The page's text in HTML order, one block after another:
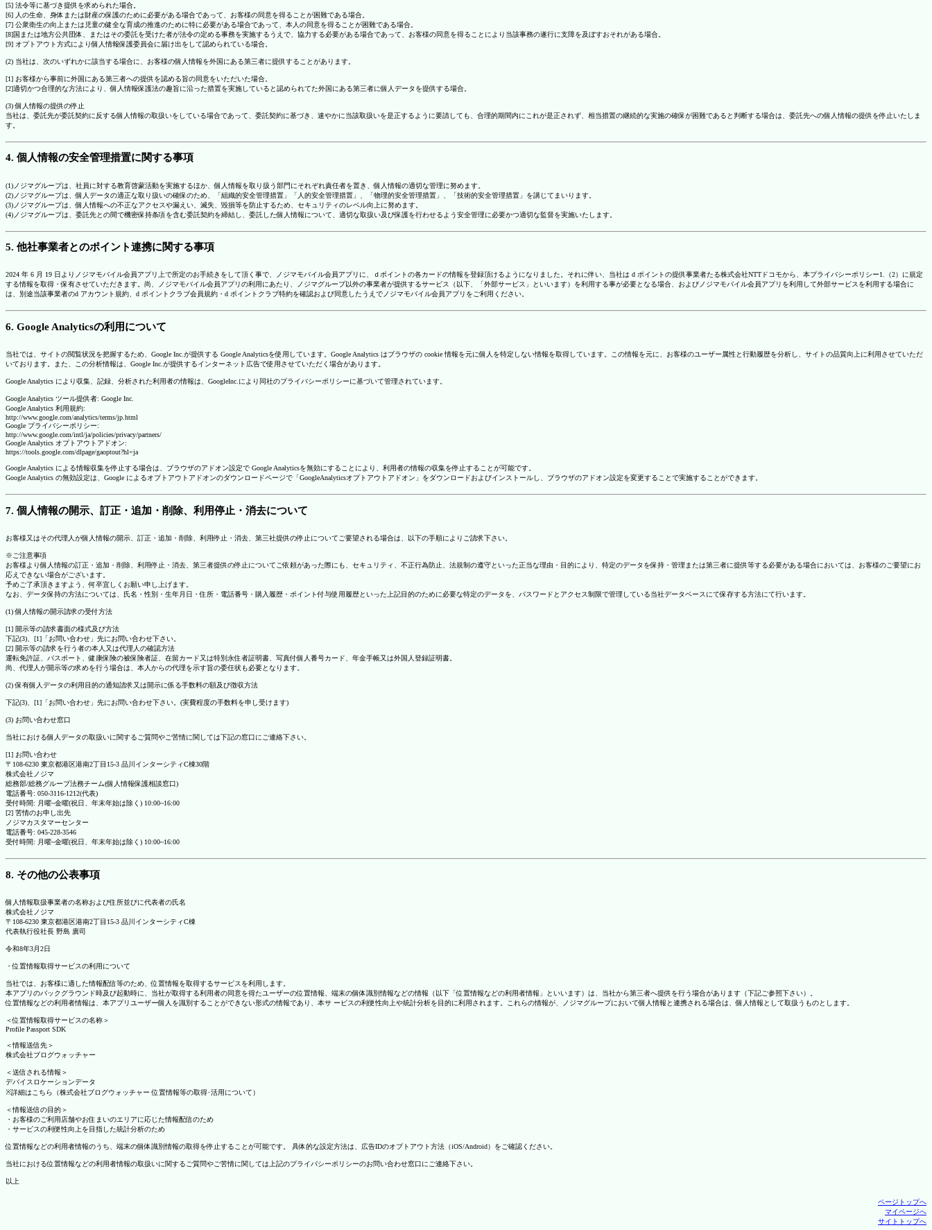
[5] 法令等に基づき提供を求められた場合。
[6] 人の生命、身体または財産の保護のために必要がある場合であって、お客様の同意を得ることが困難である場合。
[7] 公衆衛生の向上または児童の健全な育成の推進のために特に必要がある場合であって、本人の同意を得ることが困難である場合。
[8]国または地方公共団体、またはその委託を受けた者が法令の定める事務を実施するうえで、協力する必要がある場合であって、お客様の同意を得ることにより当該事務の遂行に支障を及ぼすおそれがある場合。
[9] オプトアウト方式により個人情報保護委員会に届け出をして認められている場合。
(2) 当社は、次のいずれかに該当する場合に、お客様の個人情報を外国にある第三者に提供することがあります。
[1] お客様から事前に外国にある第三者への提供を認める旨の同意をいただいた場合。
[2]適切かつ合理的な方法により、個人情報保護法の趣旨に沿った措置を実施していると認められてた外国にある第三者に個人データを提供する場合。
(3) 個人情報の提供の停止
当社は、委託先が委託契約に反する個人情報の取扱いをしている場合であって、委託契約に基づき、速やかに当該取扱いを是正するように要請しても、合理的期間内にこれが是正されず、相当措置の継続的な実施の確保が困難であると判断する場合は、委託先への個人情報の提供を停止いたしま
す。
4. 個人情報の安全管理措置に関する事項
(1)ノジマグループは、社員に対する教育啓蒙活動を実施するほか、個人情報を取り扱う部門にそれぞれ責任者を置き、個人情報の適切な管理に努めます。
(2)ノジマグループは、個人データの適正な取り扱いの確保のため、「組織的安全管理措置」「人的安全管理措置」、「物理的安全管理措置」、「技術的安全管理措置」を講じてまいります。
(3)ノジマグループは、個人情報への不正なアクセスや漏えい、滅失、毀損等を防止するため、セキュリティのレベル向上に努めます。
(4)ノジマグループは、委託先との間で機密保持条項を含む委託契約を締結し、委託した個人情報について、適切な取扱い及び保護を行わせるよう安全管理に必要かつ適切な監督を実施いたします。
5. 他社事業者とのポイント連携に関する事項
2024 年 6 月 19 日よりノジマモバイル会員アプリ上で所定のお手続きをして頂く事で、ノジマモバイル会員アプリに、ｄポイントの各カードの情報を登録頂けるようになりました。それに伴い、当社は d ポイントの提供事業者たる株式会社NTTドコモから、本プライバシーポリシー1.（2）に規定
する情報を取得・保有させていただきます。尚、ノジマモバイル会員アプリの利用にあたり、ノジマグループ以外の事業者が提供するサービス（以下、「外部サービス」といいます）を利用する事が必要となる場合、およびノジマモバイル会員アプリを利用して外部サービスを利用する場合に
は、別途当該事業者のd アカウント規約、d ポイントクラブ会員規約・d ポイントクラブ特約を確認および同意したうえでノジマモバイル会員アプリをご利用ください。
6. Google Analyticsの利用について
当社では、サイトの閲覧状況を把握するため、Google Inc.が提供する Google Analyticsを使用しています。Google Analytics はブラウザの cookie 情報を元に個人を特定しない情報を取得しています。この情報を元に、お客様のユーザー属性と行動履歴を分析し、サイトの品質向上に利用させていただ
いております。また、この分析情報は、Google Inc.が提供するインターネット広告で使用させていただく場合があります。
Google Analytics により収集、記録、分析された利用者の情報は、GoogleInc.により同社のプライバシーポリシーに基づいて管理されています。
Google Analytics ツール提供者: Google Inc.
Google Analytics 利用規約:
http://www.google.com/analytics/terms/jp.html
Google プライバシーポリシー:
http://www.google.com/intl/ja/policies/privacy/partners/
Google Analytics オプトアウトアドオン:
https://tools.google.com/dlpage/gaoptout?hl=ja
Google Analytics による情報収集を停止する場合は、ブラウザのアドオン設定で Google Analyticsを無効にすることにより、利用者の情報の収集を停止することが可能です。
Google Analytics の無効設定は、Google によるオプトアウトアドオンのダウンロードページで「GoogleAnalyticsオプトアウトアドオン」をダウンロードおよびインストールし、ブラウザのアドオン設定を変更することで実施することができます。
7. 個人情報の開示、訂正・追加・削除、利用停止・消去について
お客様又はその代理人が個人情報の開示、訂正・追加・削除、利用停止・消去、第三社提供の停止についてご要望される場合は、以下の手順によりご請求下さい。
※ご注意事項
お客様より個人情報の訂正・追加・削除、利用停止・消去、第三者提供の停止についてご依頼があった際にも、セキュリティ、不正行為防止、法規制の遵守といった正当な理由・目的により、特定のデータを保持・管理または第三者に提供等する必要がある場合においては、お客様のご要望にお
応えできない場合がございます。
予めご了承頂きますよう、何卒宜しくお願い申し上げます。
なお、データ保持の方法については、氏名・性別・生年月日・住所・電話番号・購入履歴・ポイント付与使用履歴といった上記目的のために必要な特定のデータを、パスワードとアクセス制限で管理している当社データベースにて保存する方法にて行います。
(1) 個人情報の開示請求の受付方法
[1] 開示等の請求書面の様式及び方法
下記(3)、[1]「お問い合わせ」先にお問い合わせ下さい。
[2] 開示等の請求を行う者の本人又は代理人の確認方法
運転免許証、パスポート、健康保険の被保険者証、在留カード又は特別永住者証明書、写真付個人番号カード、年金手帳又は外国人登録証明書。
尚、代理人が開示等の求めを行う場合は、本人からの代理を示す旨の委任状も必要となります。
(2) 保有個人データの利用目的の通知請求又は開示に係る手数料の額及び徴収方法
下記(3)、[1]「お問い合わせ」先にお問い合わせ下さい。(実費程度の手数料を申し受けます)
(3) お問い合わせ窓口
当社における個人データの取扱いに関するご質問やご苦情に関しては下記の窓口にご連絡下さい。
[1] お問い合わせ
〒108-6230 東京都港区港南2丁目15-3 品川インターシティC棟30階
株式会社ノジマ
総務部/総務グループ法務チーム(個人情報保護相談窓口)
電話番号: 050-3116-1212(代表)
受付時間: 月曜~金曜(祝日、年末年始は除く) 10:00~16:00
[2] 苦情のお申し出先
ノジマカスタマーセンター
電話番号: 045-228-3546
受付時間: 月曜~金曜(祝日、年末年始は除く) 10:00~16:00
8. その他の公表事項
個人情報取扱事業者の名称および住所並びに代表者の氏名
株式会社ノジマ
〒108-6230 東京都港区港南2丁目15-3 品川インターシティC棟
代表執行役社長 野島 廣司
令和8年3月2日
・位置情報取得サービスの利用について
当社では、お客様に適した情報配信等のため、位置情報を取得するサービスを利用します。
本アプリのバックグラウンド時及び起動時に、当社が取得する利用者の同意を得たユーザーの位置情報、端末の個体識別情報などの情報（以下「位置情報などの利用者情報」といいます）は、当社から第三者へ提供を行う場合があります（下記ご参照下さい）。
位置情報などの利用者情報は、本アプリユーザー個人を識別することができない形式の情報であり、本サ ービスの利便性向上や統計分析を目的に利用されます。これらの情報が、ノジマグループにおいて個人情報と連携される場合は、個人情報として取扱うものとします。
＜位置情報取得サービスの名称＞
Profile Passport SDK
＜情報送信先＞
株式会社ブログウォッチャー
＜送信される情報＞
デバイスロケーションデータ
※詳細はこちら（株式会社ブログウォッチャー 位置情報等の取得･活用について）
＜情報送信の目的＞
・お客様のご利用店舗やお住まいのエリアに応じた情報配信のため
・サービスの利便性向上を目指した統計分析のため
位置情報などの利用者情報のうち、端末の個体識別情報の取得を停止することが可能です。 具体的な設定方法は、広告IDのオプトアウト方法（iOS/Android）をご確認ください。
当社における位置情報などの利用者情報の取扱いに関するご質問やご苦情に関しては上記のプライバシーポリシーのお問い合わせ窓口にご連絡下さい。
以上
ページトップへ
マイページへ
サイトトップへ